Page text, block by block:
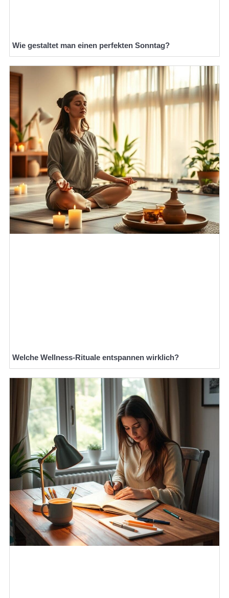
Wie gestaltet man einen perfekten Sonntag?
Welche Wellness-Rituale entspannen wirklich?